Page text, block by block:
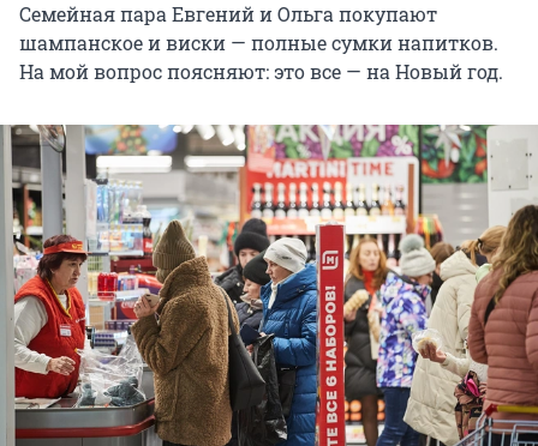
Семейная пара Евгений и Ольга покупают
шампанское и виски — полные сумки напитков.
На мой вопрос поясняют: это все — на Новый год.